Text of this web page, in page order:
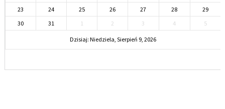
23
24 25 26 27 28
29
30
31 1 2 3 4 5
Dzisiaj: Niedziela, Sierpień 9, 2026